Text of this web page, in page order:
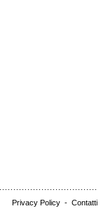
Privacy Policy - Contatti